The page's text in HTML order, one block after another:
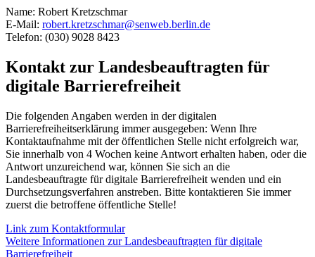
Name: Robert Kretzschmar
E-Mail: robert.kretzschmar@senweb.berlin.de
Telefon: (030) 9028 8423
Kontakt zur Landesbeauftragten für
digitale Barrierefreiheit
Die folgenden Angaben werden in der digitalen
Barrierefreiheitserklärung immer ausgegeben: Wenn Ihre
Kontaktaufnahme mit der öffentlichen Stelle nicht erfolgreich war,
Sie innerhalb von 4 Wochen keine Antwort erhalten haben, oder die
Antwort unzureichend war, können Sie sich an die
Landesbeauftragte für digitale Barrierefreiheit wenden und ein
Durchsetzungsverfahren anstreben. Bitte kontaktieren Sie immer
zuerst die betroffene öffentliche Stelle!
Link zum Kontaktformular
Weitere Informationen zur Landesbeauftragten für digitale
Barrierefreiheit